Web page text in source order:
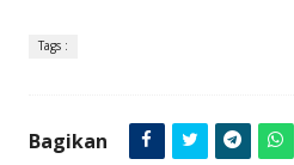
Tags :
Bagikan